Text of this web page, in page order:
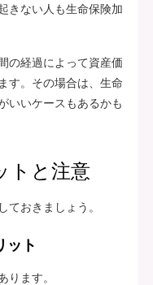
きない人も生命保険加
の経過によって資産価
す。その場合は、生命
いいケースもあるかも
トと注意
ておきましょう。
ット
ります。